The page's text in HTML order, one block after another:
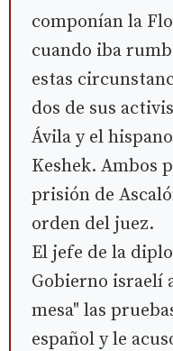
componían la
cuando iba
estas
dos de sus
Ávila y el
Keshek. Ambos
prisión de
orden del juez.
​El jefe de la
Gobierno israelí
mesa" las
español y le